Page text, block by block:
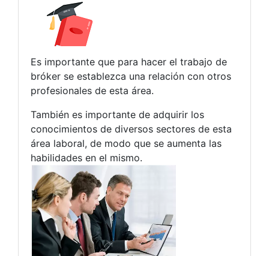
Es importante que para hacer el trabajo de
bróker se establezca una relación con otros
profesionales de esta área.
También es importante de adquirir los
conocimientos de diversos sectores de esta
área laboral, de modo que se aumenta las
habilidades en el mismo.